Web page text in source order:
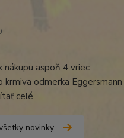
nákupu aspoň 4 vriec
krmiva odmerka Eggersmann
celé
novinky